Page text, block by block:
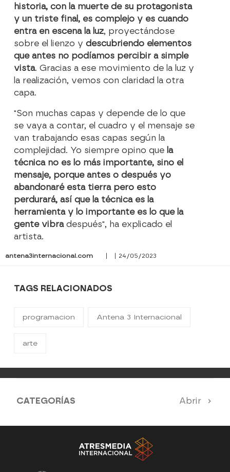
historia, con la muerte de su protagonista
y un triste final, es complejo y es cuando
entra en escena la luz, proyectándose
sobre el lienzo ydescubriendo elementos
que antes no podíamos percibir a simple
vista. Gracias a ese movimiento de la luz y
la realización, vemos con claridad la otra
capa.
"Son muchas capas y depende de lo que
se vaya a contar, el cuadro y el mensaje se
van trabajando esas capas según la
complejidad. Yo siempre opino que la
técnica no es lo más importante, sino el
mensaje, porque antes o después yo
abandonaré esta tierra pero esto
perdurará, así que la técnica es la
herramienta y lo importante es lo que la
gente vibradespués", ha explicado el
artista.
antena3internacional.com | | 24/05/2023
TAGS RELACIONADOS
programacion Antena 3 Internacional
arte
CATEGORÍAS Abrir
Antena 3 Noticias El Hormiguero
Tu cara me suena Pasapalabra